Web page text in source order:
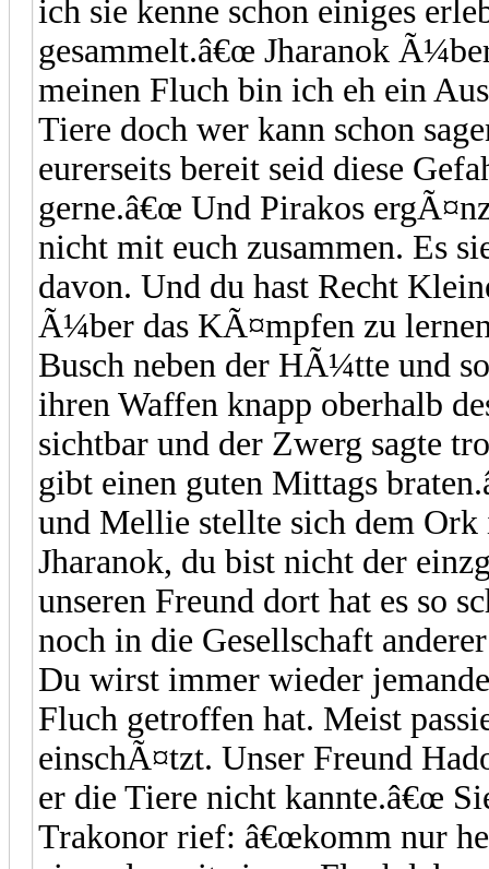
ich sie kenne schon einiges
gesammelt.â€œ Jharanok
meinen Fluch bin ich eh ein
Tiere doch wer kann schon
eurerseits bereit seid diese
gerne.â€œ Und Pirakos
nicht mit euch zusammen. Es
davon. Und du hast Recht
Ã¼ber das KÃ¤mpfen zu
Busch neben der HÃ¼tte und
ihren Waffen knapp oberhalb
sichtbar und der Zwerg sagte
gibt einen guten Mittags
und Mellie stellte sich dem Ork
Jharanok, du bist nicht der
unseren Freund dort hat es so
noch in die Gesellschaft
Du wirst immer wieder
Fluch getroffen hat. Meist
einschÃ¤tzt. Unser Freund
er die Tiere nicht kannte.â€œ
Trakonor rief: â€œkomm nur